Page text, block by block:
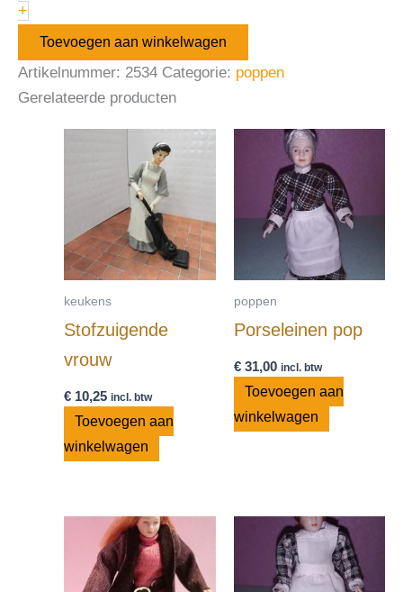
+
Toevoegen aan winkelwagen
Artikelnummer: 2534 Categorie: poppen
Gerelateerde producten
keukens
Stofzuigende
vrouw
€ 10,25 incl. btw
Toevoegen aan
winkelwagen
poppen
Porseleinen pop
€31,00 incl. btw
Toevoegen aan
winkelwagen